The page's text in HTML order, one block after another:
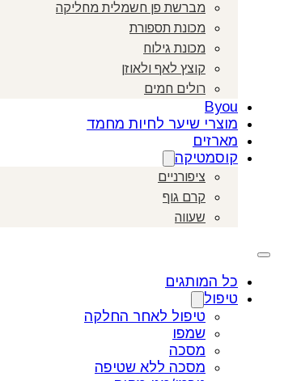
מברשת פן חשמלית מחליקה
מכונת תספורת
מכונת גילוח
קוצץ לאף ולאוזן
רולים חמים
Byou
מוצרי שיער לחיות מחמד
מארזים
קוסמטיקה
ציפורניים
קרם גוף
שעווה
כל המותגים
טיפול
טיפול לאחר החלקה
שמפו
מסכה
מסכה ללא שטיפה